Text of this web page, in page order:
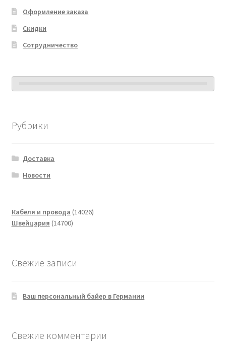
Оформление заказа
Скидки
Сотрудничество
Рубрики
Доставка
Новости
Кабеля и провода 1402614026
Швейцария 1470014700
Свежие записи
Ваш персональный байер в Германии
Свежие комментарии